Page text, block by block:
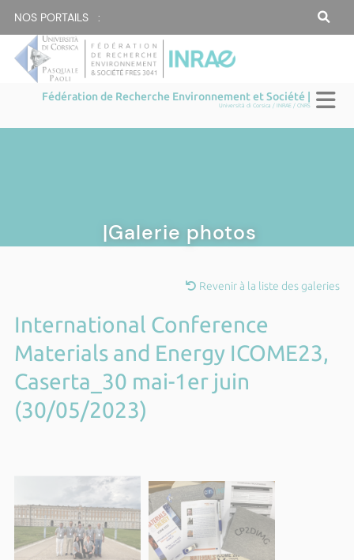
NOS PORTAILS :
Fédération de Recherche Environnement et Société |
Università di Corsica / INRAE / CNRS
|Galerie photos
Revenir à la liste des galeries
International Conference
Materials and Energy ICOME23,
Caserta_30 mai-1er juin
(30/05/2023)